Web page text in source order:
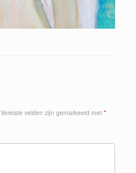
Vereiste velden zijn gemarkeerd met *